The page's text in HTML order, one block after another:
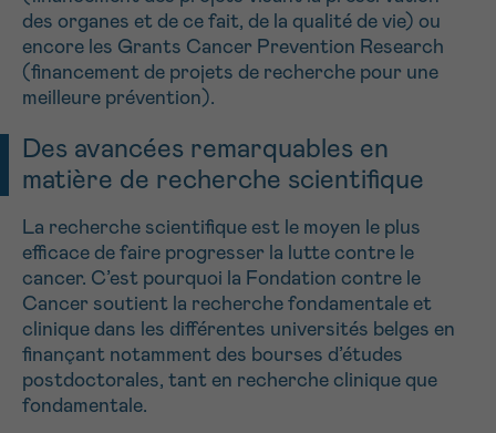
des organes et de ce fait, de la qualité de vie) ou
encore les Grants Cancer Prevention Research
(financement de projets de recherche pour une
meilleure prévention).
Des avancées remarquables en
matière de recherche scientifique
La recherche scientifique est le moyen le plus
efficace de faire progresser la lutte contre le
cancer. C’est pourquoi la Fondation contre le
Cancer soutient la recherche fondamentale et
clinique dans les différentes universités belges en
finançant notamment des bourses d’études
postdoctorales, tant en recherche clinique que
fondamentale.